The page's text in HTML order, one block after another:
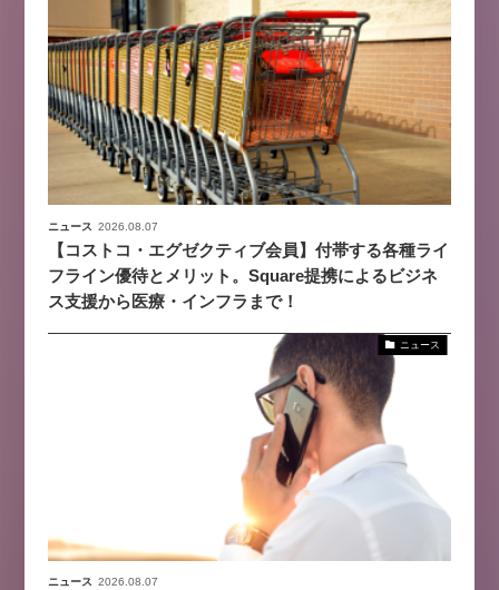
ニュース 2026.08.07
【コストコ・エグゼクティブ会員】付帯する各種ライ
フライン優待とメリット。Square提携によるビジネ
ス支援から医療・インフラまで！
ニュース
ニュース 2026.08.07